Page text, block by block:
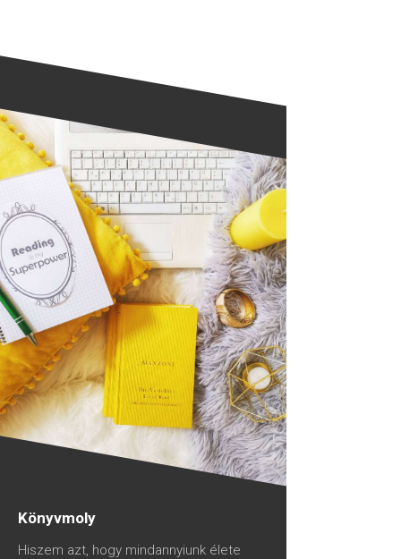
Könyvmoly
Hiszem azt, hogy mindannyiunk élete